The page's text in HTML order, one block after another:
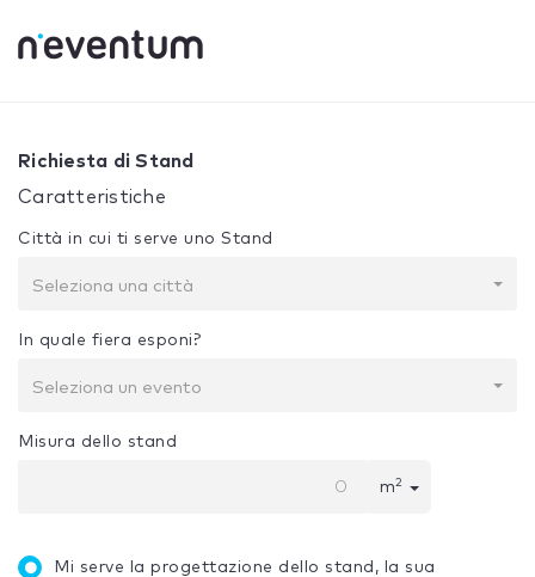
La tua selezione:
Richiesta di Stand
Caratteristiche
Città in cui ti serve uno Stand
Seleziona una città
In quale fiera esponi?
Seleziona un evento
Misura dello stand
m2
Mi serve la progettazione dello stand, la sua